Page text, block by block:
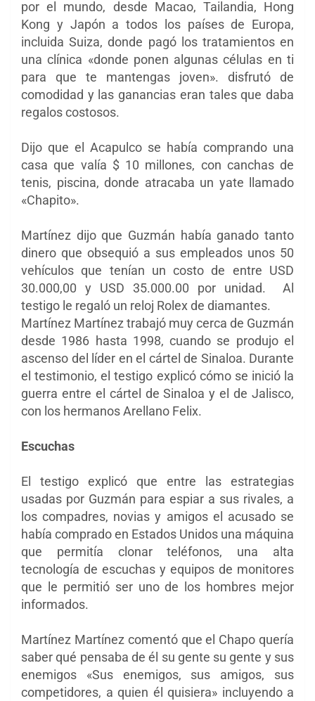
por el mundo, desde Macao, Tailandia, Hong
Kong y Japón a todos los países de Europa,
incluida Suiza, donde pagó los tratamientos en
una clínica «donde ponen algunas células en ti
para que te mantengas joven». disfrutó de
comodidad y las ganancias eran tales que daba
regalos costosos.
Dijo que el Acapulco se había comprando una
casa que valía $ 10 millones, con canchas de
tenis, piscina, donde atracaba un yate llamado
«Chapito».
Martínez dijo que Guzmán había ganado tanto
dinero que obsequió a sus empleados unos 50
vehículos que tenían un costo de entre USD
30.000,00 y USD 35.000.00 por unidad. Al
testigo le regaló un reloj Rolex de diamantes.
Martínez Martínez trabajó muy cerca de Guzmán
desde 1986 hasta 1998, cuando se produjo el
ascenso del líder en el cártel de Sinaloa. Durante
el testimonio, el testigo explicó cómo se inició la
guerra entre el cártel de Sinaloa y el de Jalisco,
con los hermanos Arellano Felix.
Escuchas
El testigo explicó que entre las estrategias
usadas por Guzmán para espiar a sus rivales, a
los compadres, novias y amigos el acusado se
había comprado en Estados Unidos una máquina
que permitía clonar teléfonos, una alta
tecnología de escuchas y equipos de monitores
que le permitió ser uno de los hombres mejor
informados.
Martínez Martínez comentó que el Chapo quería
saber qué pensaba de él su gente su gente y sus
enemigos «Sus enemigos, sus amigos, sus
competidores, a quien él quisiera» incluyendo a